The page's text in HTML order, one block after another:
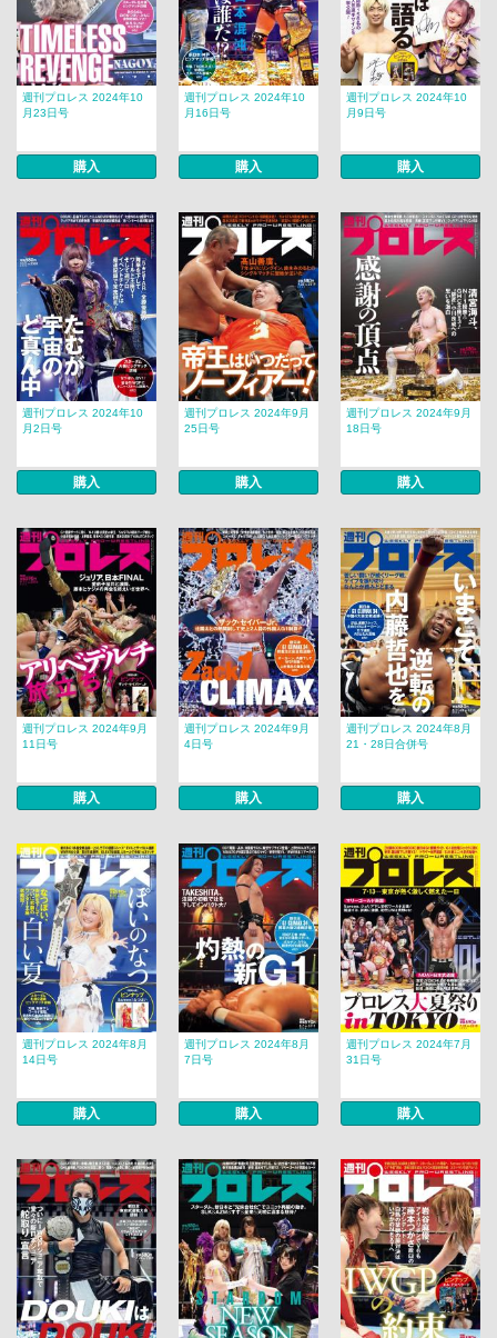
週刊プロレス 2024年10
月23日号
購入
週刊プロレス 2024年10
月16日号
購入
週刊プロレス 2024年10
月9日号
購入
週刊プロレス 2024年10
月2日号
購入
週刊プロレス 2024年9月
25日号
購入
週刊プロレス 2024年9月
18日号
購入
週刊プロレス 2024年9月
11日号
購入
週刊プロレス 2024年9月
4日号
購入
週刊プロレス 2024年8月
21・28日合併号
購入
週刊プロレス 2024年8月
14日号
購入
週刊プロレス 2024年8月
7日号
購入
週刊プロレス 2024年7月
31日号
購入